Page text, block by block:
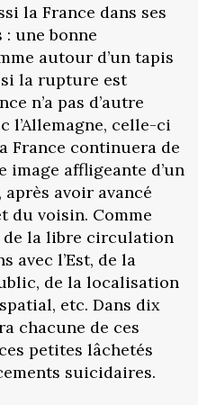
la France dans ses
une bonne
autour d’un tapis
la rupture est
n’a pas d’autre
l’Allemagne, celle-ci
France continuera de
image affligeante d’un
avoir avancé
du voisin. Comme
de la libre circulation
avec l’Est, de la
de la localisation
etc. Dans dix
chacune de ces
petites lâchetés
suicidaires.